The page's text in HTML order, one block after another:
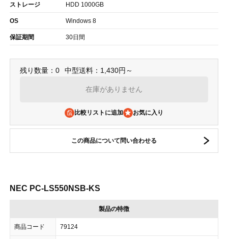
ストレージ HDD 1000GB
OS Windows 8
保証期間 30日間
残り数量：0 中型送料：1,430円～
在庫がありません
比較リストに追加
この商品について問い合わせる
NEC PC-LS550NSB-KS
製品の特徴
商品コード 79124